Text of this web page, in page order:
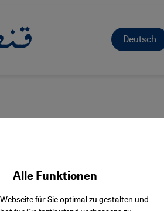
Deutsch
Alle Funktionen
für Sie optimal zu gestalten und
Embed / Facebook Connect